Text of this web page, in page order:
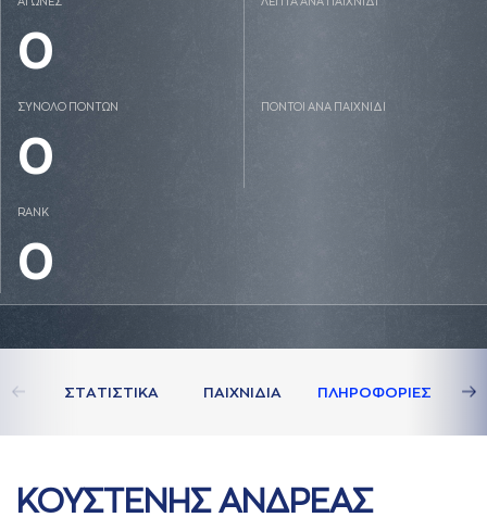
ΑΓΩΝΕΣ
0
ΛΕΠΤΑ ΑΝΑ ΠΑΙΧΝΙΔΙ
ΣΥΝΟΛΟ ΠΟΝΤΩΝ
0
ΠΟΝΤΟΙ ΑΝΑ ΠΑΙΧΝΙΔΙ
RANK
0
ΣΤAΤΙΣΤΙΚA ΠAΙΧΝΙΔΙA ΠΛΗΡΟΦΟΡΙΕΣ
ΚΟΥΣΤΕΝΗΣ AΝΔΡΕAΣ